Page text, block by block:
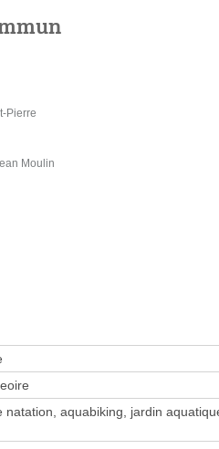
Pierre
Moulin
natation, aquabiking, jardin